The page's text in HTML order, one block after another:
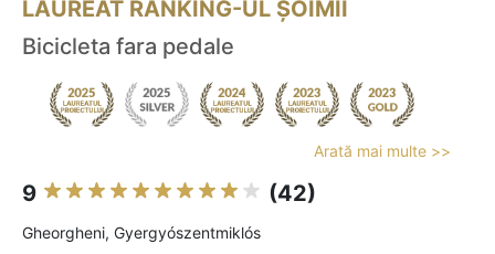
LAUREAT RANKING-UL ȘOIMII
Bicicleta fara pedale
Arată mai multe >>
9 (42)
Gheorgheni, Gyergyószentmiklós